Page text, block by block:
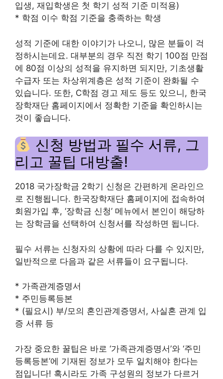
입생, 재입학생은 첫 학기 성적 기준 미적용)
* 학점 이수 학점 기준을 충족하는 학생
성적 기준에 대한 이야기가 나오니, 많은 분들이 걱
정하시는데요. 대부분의 경우 직전 학기 100점 만점
에 80점 이상의 성적을 유지하면 되지만, 기초생활
수급자 또는 차상위계층은 성적 기준이 완화될 수
있습니다. 또한, C학점 경고 제도 등도 있으니, 한국
장학재단 홈페이지에서 정확한 기준을 확인하시는
것이 좋습니다.
신청 방법과 필수 서류, 그
리고 꿀팁 대방출!
2018 국가장학금 2학기 신청은 간편하게 온라인으
로 진행됩니다. 한국장학재단 홈페이지에 접속하여
회원가입 후, ‘장학금 신청’ 메뉴에서 본인이 해당하
는 장학금을 선택하여 신청서를 작성하면 됩니다.
필수 서류는 신청자의 상황에 따라 다를 수 있지만,
일반적으로 다음과 같은 서류들이 요구됩니다.
* 가족관계증명서
* 주민등록등본
* (필요시) 부/모의 혼인관계증명서, 사실혼 관계 입
증 서류 등
가장 중요한 꿀팁은 바로 ‘가족관계증명서’와 ‘주민
등록등본’에 기재된 정보가 모두 일치해야 한다는
점입니다! 혹시라도 가족 구성원의 정보가 다르거